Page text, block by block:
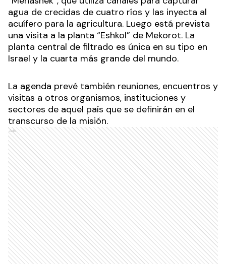
agua de crecidas de cuatro ríos y las inyecta al
acuífero para la agricultura. Luego está prevista
una visita a la planta “Eshkol” de Mekorot. La
planta central de filtrado es única en su tipo en
Israel y la cuarta más grande del mundo.
La agenda prevé también reuniones, encuentros y
visitas a otros organismos, instituciones y
sectores de aquel país que se definirán en el
transcurso de la misión.
Ads